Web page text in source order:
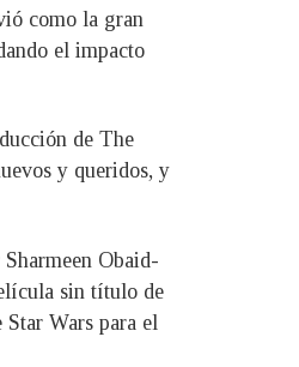
como la gran
el impacto
de The
y queridos, y
Obaid-
sin título de
Wars para el